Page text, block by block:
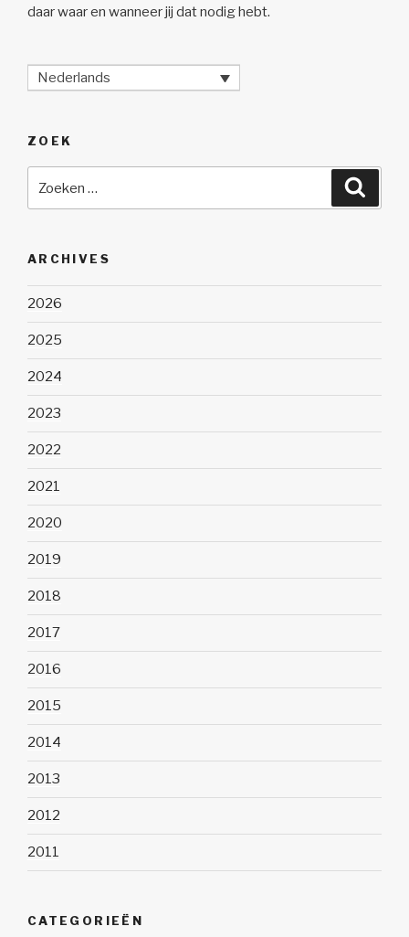
daar waar en wanneer jij dat nodig hebt.
Nederlands
ZOEK
naar:
ARCHIVES
2026
2025
2024
2023
2022
2021
2020
2019
2018
2017
2016
2015
2014
2013
2012
2011
CATEGORIEËN